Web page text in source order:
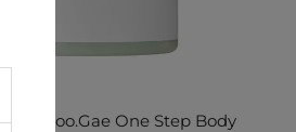
- Ji.Woo.Gae One Step Body